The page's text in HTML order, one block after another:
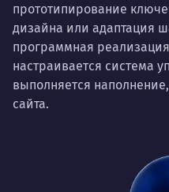
прототипирование
дизайна или адаптация
программная
настраивается система
выполняется
сайта.